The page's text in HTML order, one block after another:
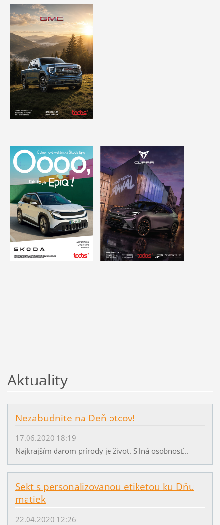
Aktuality
Nezabudnite na Deň otcov!
17.06.2020 18:19
Najkrajším darom prírody je život. Silná osobnosť...
Sekt s personalizovanou etiketou ku Dňu
matiek
22.04.2020 12:26